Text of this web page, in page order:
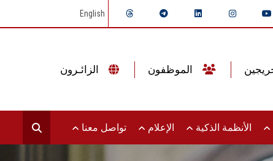
English
الأنظمة الذكية الإعلام تواصل معنا